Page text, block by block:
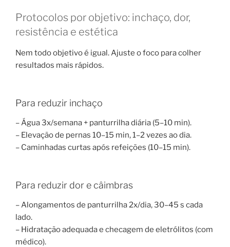
Protocolos por objetivo: inchaço, dor,
resistência e estética
Nem todo objetivo é igual. Ajuste o foco para colher
resultados mais rápidos.
Para reduzir inchaço
– Água 3x/semana + panturrilha diária (5–10 min).
– Elevação de pernas 10–15 min, 1–2 vezes ao dia.
– Caminhadas curtas após refeições (10–15 min).
Para reduzir dor e câimbras
– Alongamentos de panturrilha 2x/dia, 30–45 s cada
lado.
– Hidratação adequada e checagem de eletrólitos (com
médico).